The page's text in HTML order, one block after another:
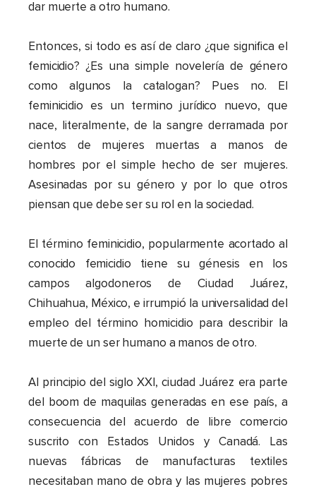
dar muerte a otro humano.
Entonces, si todo es así de claro ¿que significa el
femicidio? ¿Es una simple novelería de género
como algunos la catalogan? Pues no. El
feminicidio es un termino jurídico nuevo, que
nace, literalmente, de la sangre derramada por
cientos de mujeres muertas a manos de
hombres por el simple hecho de ser mujeres.
Asesinadas por su género y por lo que otros
piensan que debe ser su rol en la sociedad.
El término feminicidio, popularmente acortado al
conocido femicidio tiene su génesis en los
campos algodoneros de Ciudad Juárez,
Chihuahua, México, e irrumpió la universalidad del
empleo del término homicidio para describir la
muerte de un ser humano a manos de otro.
Al principio del siglo XXI, ciudad Juárez era parte
del boom de maquilas generadas en ese país, a
consecuencia del acuerdo de libre comercio
suscrito con Estados Unidos y Canadá. Las
nuevas fábricas de manufacturas textiles
necesitaban mano de obra y las mujeres pobres